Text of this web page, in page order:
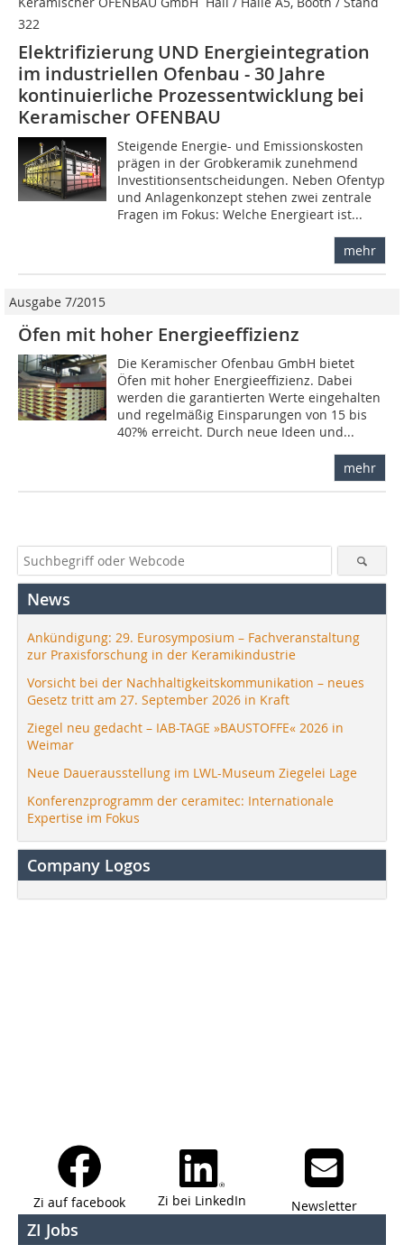
322
Elektrifizierung UND Energieintegration
im industriellen Ofenbau - 30 Jahre
kontinuierliche Prozessentwicklung bei
Keramischer OFENBAU
Steigende Energie- und Emissionskosten
prägen in der Grobkeramik zunehmend
Investitionsentscheidungen. Neben Ofentyp
und Anlagenkonzept stehen zwei zentrale
Fragen im Fokus: Welche Energieart ist...
mehr
Ausgabe 7/2015
Öfen mit hoher Energieeffizienz
Die Keramischer Ofenbau GmbH bietet
Öfen mit hoher Energieeffizienz. Dabei
werden die garantierten Werte eingehalten
und regelmäßig Einsparungen von 15 bis
40?% erreicht. Durch neue Ideen und...
mehr
News
Ankündigung: 29. Eurosymposium – Fachveranstaltung
zur Praxisforschung in der Keramikindustrie
Vorsicht bei der Nachhaltigkeitskommunikation – neues
Gesetz tritt am 27. September 2026 in Kraft
Ziegel neu gedacht – IAB-TAGE »BAUSTOFFE« 2026 in
Weimar
Neue Dauerausstellung im LWL-Museum Ziegelei Lage
Konferenzprogramm der ceramitec: Internationale
Expertise im Fokus
Company Logos
Zi auf facebook Zi bei LinkedIn Newsletter
ZI Jobs